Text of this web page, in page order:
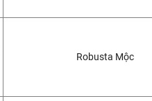
Robusta Mộc